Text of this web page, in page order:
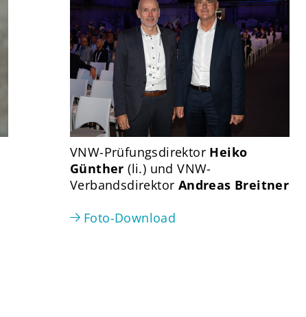
VNW-Prüfungsdirektor Heiko
Günther(li.) und VNW-
Verbandsdirektor Andreas Breitner
Foto-Download